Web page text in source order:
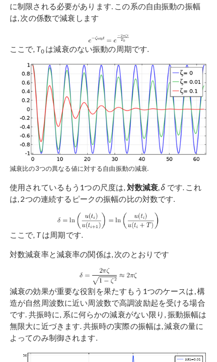
に制限される必要があります. この系の自由振動の振幅
は, 次の係数で減衰します
ここで, T0 は減衰のない振動の周期です.
減衰比の3つの異なる値に対する自由振動の減衰.
使用されているもう1つの尺度は, 対数減衰 ,δ です. これ
は, 2つの連続するピークの振幅の比の対数です.
ここで, Tは周期です.
対数減衰率と減衰率の関係は, 次のとおりです
減衰の効果が重要な役割を果たすもう1つのケースは, 構
造が自然周波数に近い周波数で高調波励起を受ける場合
です. 共振時に, 系に何らかの減衰がない限り, 振動振幅は
無限大に近づきます. 共振時の実際の振幅は, 減衰の量に
よってのみ制御されます.